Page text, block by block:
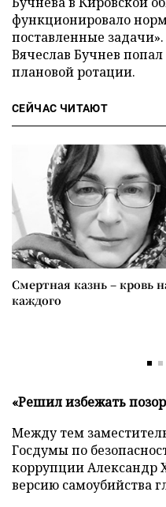
функционировало
поставленные
Вячеслав Бучнев
плановой ротации.
СЕЙЧАС ЧИТАЮТ
Смертная казнь – кровь
каждого
«Решил избежать
Между тем
Госдумы по
коррупции Александр
версию самоубийства